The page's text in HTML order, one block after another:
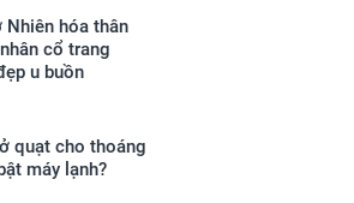
Nhiên hóa thân
cổ trang
u buồn
quạt cho thoáng
máy lạnh?